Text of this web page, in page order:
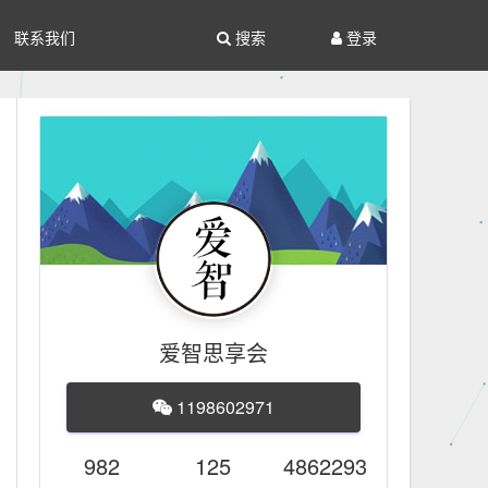
联系我们 登录
搜索
爱智思享会
1198602971
982 125 4862293